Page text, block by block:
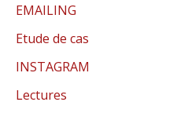
EMAILING
Etude de cas
INSTAGRAM
Lectures